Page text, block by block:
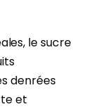
le sucre
denrées
et